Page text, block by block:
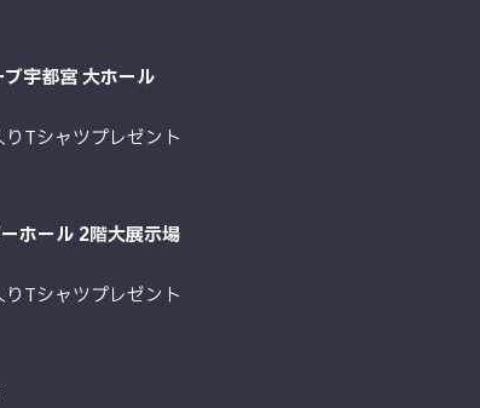
宇都宮 大ホール
Tシャツプレゼント
ホール 2階大展示場
Tシャツプレゼント